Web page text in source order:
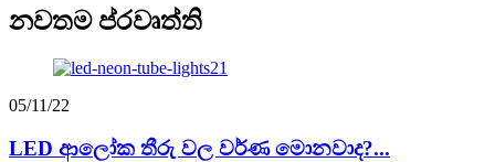
නවතම ප්රවෘත්ති
05/11/22
LED ආලෝක තීරු වල වර්ණ මොනවාද?...